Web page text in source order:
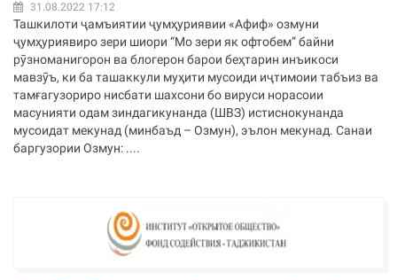
31.08.2022 17:12
Ташкилоти ҷамъиятии ҷумҳуриявии «Афиф» озмуни
ҷумҳуриявиро зери шиори “Мо зери як офтобем” байни
рӯзноманигорон ва блогерон барои беҳтарин инъикоси
мавзӯъ, ки ба ташаккули муҳити мусоиди иҷтимоии табъиз ва
тамғагузориро нисбати шахсони бо вируси норасоии
масунияти одам зиндагикунанда (ШВЗ) истиснокунанда
мусоидат мекунад (минбаъд – Озмун), эълон мекунад. Санаи
баргузории Озмун: ....